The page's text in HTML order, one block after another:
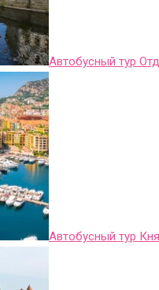
Автобусный тур
Автобусный тур